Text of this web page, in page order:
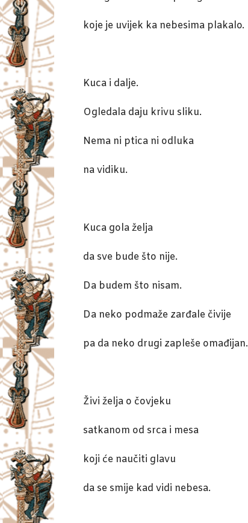
koje je uvijek ka nebesima plakalo.
Kuca i dalje.
Ogledala daju krivu sliku.
Nema ni ptica ni odluka
na vidiku.
Kuca gola želja
da sve bude što nije.
Da budem što nisam.
Da neko podmaže zarđale čivije
pa da neko drugi zapleše omađijan.
Živi želja o čovjeku
satkanom od srca i mesa
koji će naučiti glavu
da se smije kad vidi nebesa.